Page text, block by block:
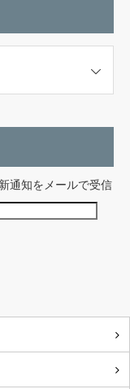
通知をメールで受信